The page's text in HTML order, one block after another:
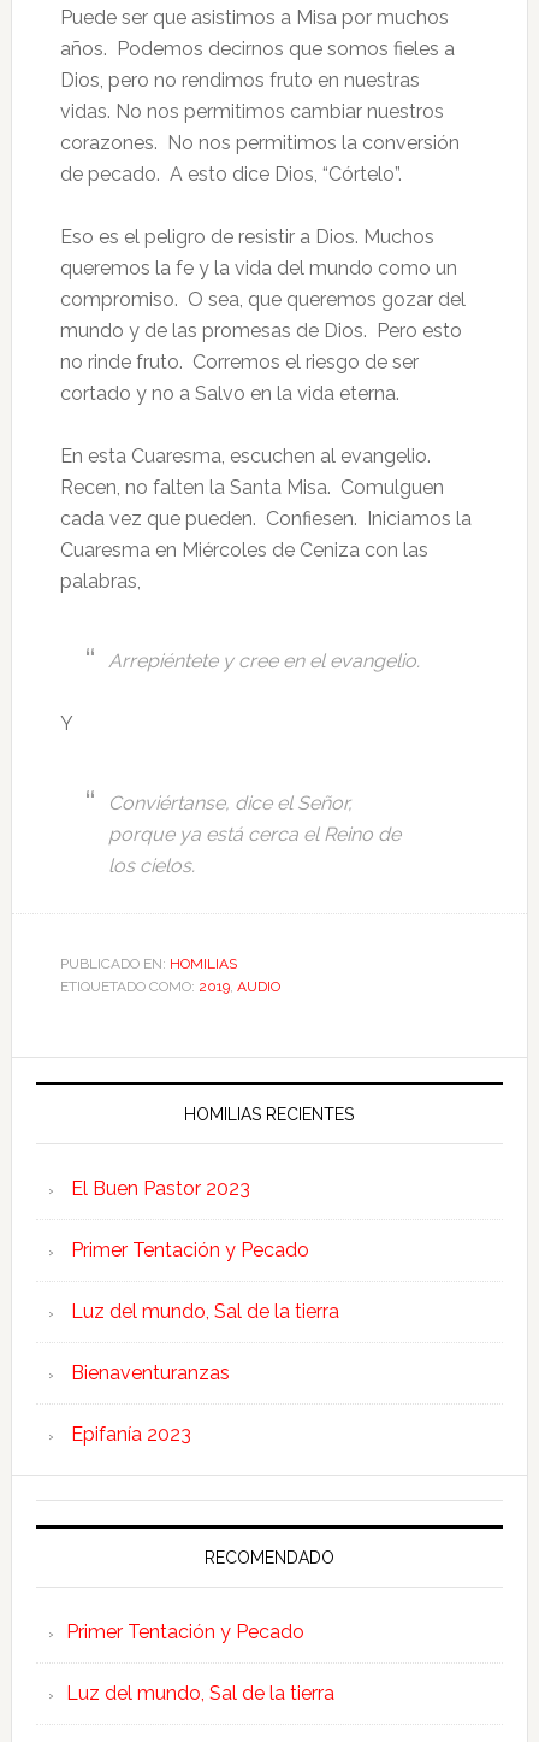
Puede ser que asistimos a Misa por muchos
años. Podemos decirnos que somos fieles a
Dios, pero no rendimos fruto en nuestras
vidas. No nos permitimos cambiar nuestros
corazones. No nos permitimos la conversión
de pecado. A esto dice Dios, “Córtelo”.
Eso es el peligro de resistir a Dios. Muchos
queremos la fe y la vida del mundo como un
compromiso. O sea, que queremos gozar del
mundo y de las promesas de Dios. Pero esto
no rinde fruto. Corremos el riesgo de ser
cortado y no a Salvo en la vida eterna.
En esta Cuaresma, escuchen al evangelio.
Recen, no falten la Santa Misa. Comulguen
cada vez que pueden. Confiesen. Iniciamos la
Cuaresma en Miércoles de Ceniza con las
palabras,
Arrepiéntete y cree en el evangelio.
Y
Conviértanse, dice el Señor,
porque ya está cerca el Reino de
los cielos.
PUBLICADO EN: HOMILIAS
ETIQUETADO COMO: 2019, AUDIO
HOMILIAS RECIENTES
El Buen Pastor 2023
Primer Tentación y Pecado
Luz del mundo, Sal de la tierra
Bienaventuranzas
Epifanía 2023
RECOMENDADO
Primer Tentación y Pecado
Luz del mundo, Sal de la tierra